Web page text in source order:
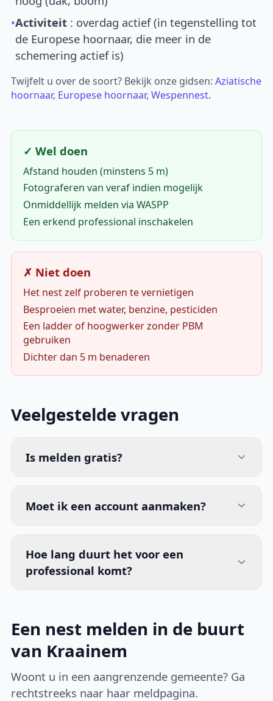
•Activiteit : overdag actief (in tegenstelling tot
de Europese hoornaar, die meer in de
schemering actief is)
Twijfelt u over de soort? Bekijk onze gidsen:Aziatische
hoornaar, Europese hoornaar,Wespennest.
✓ Wel doen
Afstand houden (minstens 5 m)
Fotograferen van veraf indien mogelijk
Onmiddellijk melden via WASPP
Een erkend professional inschakelen
✗ Niet doen
Het nest zelf proberen te vernietigen
Besproeien met water, benzine, pesticiden
Een ladder of hoogwerker zonder PBM
gebruiken
Dichter dan 5 m benaderen
Veelgestelde vragen
Is melden gratis?
Moet ik een account aanmaken?
Hoe lang duurt het voor een
professional komt?
Een nest melden in de buurt
van Kraainem
Woont u in een aangrenzende gemeente? Ga
rechtstreeks naar haar meldpagina.